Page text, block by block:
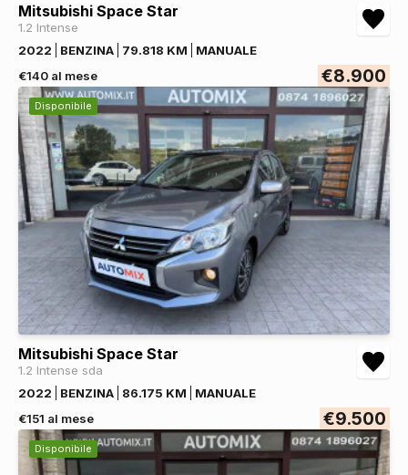
Mitsubishi Space Star
1.2 Intense
2022
BENZINA 79.818 KM
MANUALE
€140 al mese
€8.900
Disponibile
Mitsubishi Space Star
1.2 Intense sda
2022
BENZINA 86.175 KM
MANUALE
€151 al mese
€9.500
Disponibile